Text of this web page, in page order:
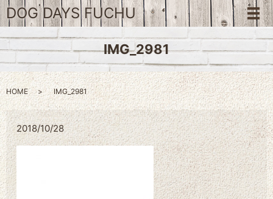
DOG DAYS FUCHU メ
IMG_2981
HOME IMG_2981
2018/10/28